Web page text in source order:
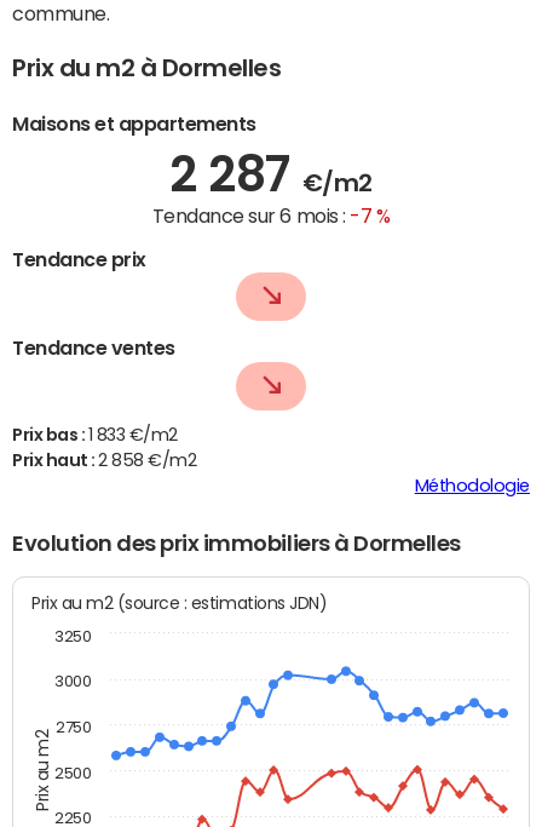
commune.
Prix du m2 à Dormelles
Maisons et appartements
2 287 €/m2
Tendance sur 6 mois : -7 %
Tendance prix
Tendance ventes
Prix bas :
1 833 €/m2
Prix haut :2 858 €/m2
Méthodologie
Evolution des prix immobiliers à Dormelles
Prix au m2
Prix au m2 (source : estimations JDN)
2250
2500
2750
3000
3250